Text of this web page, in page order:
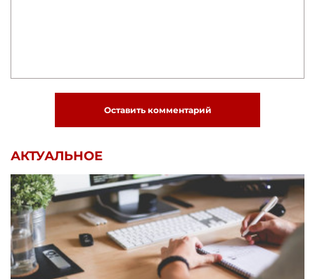
Оставить комментарий
АКТУАЛЬНОЕ